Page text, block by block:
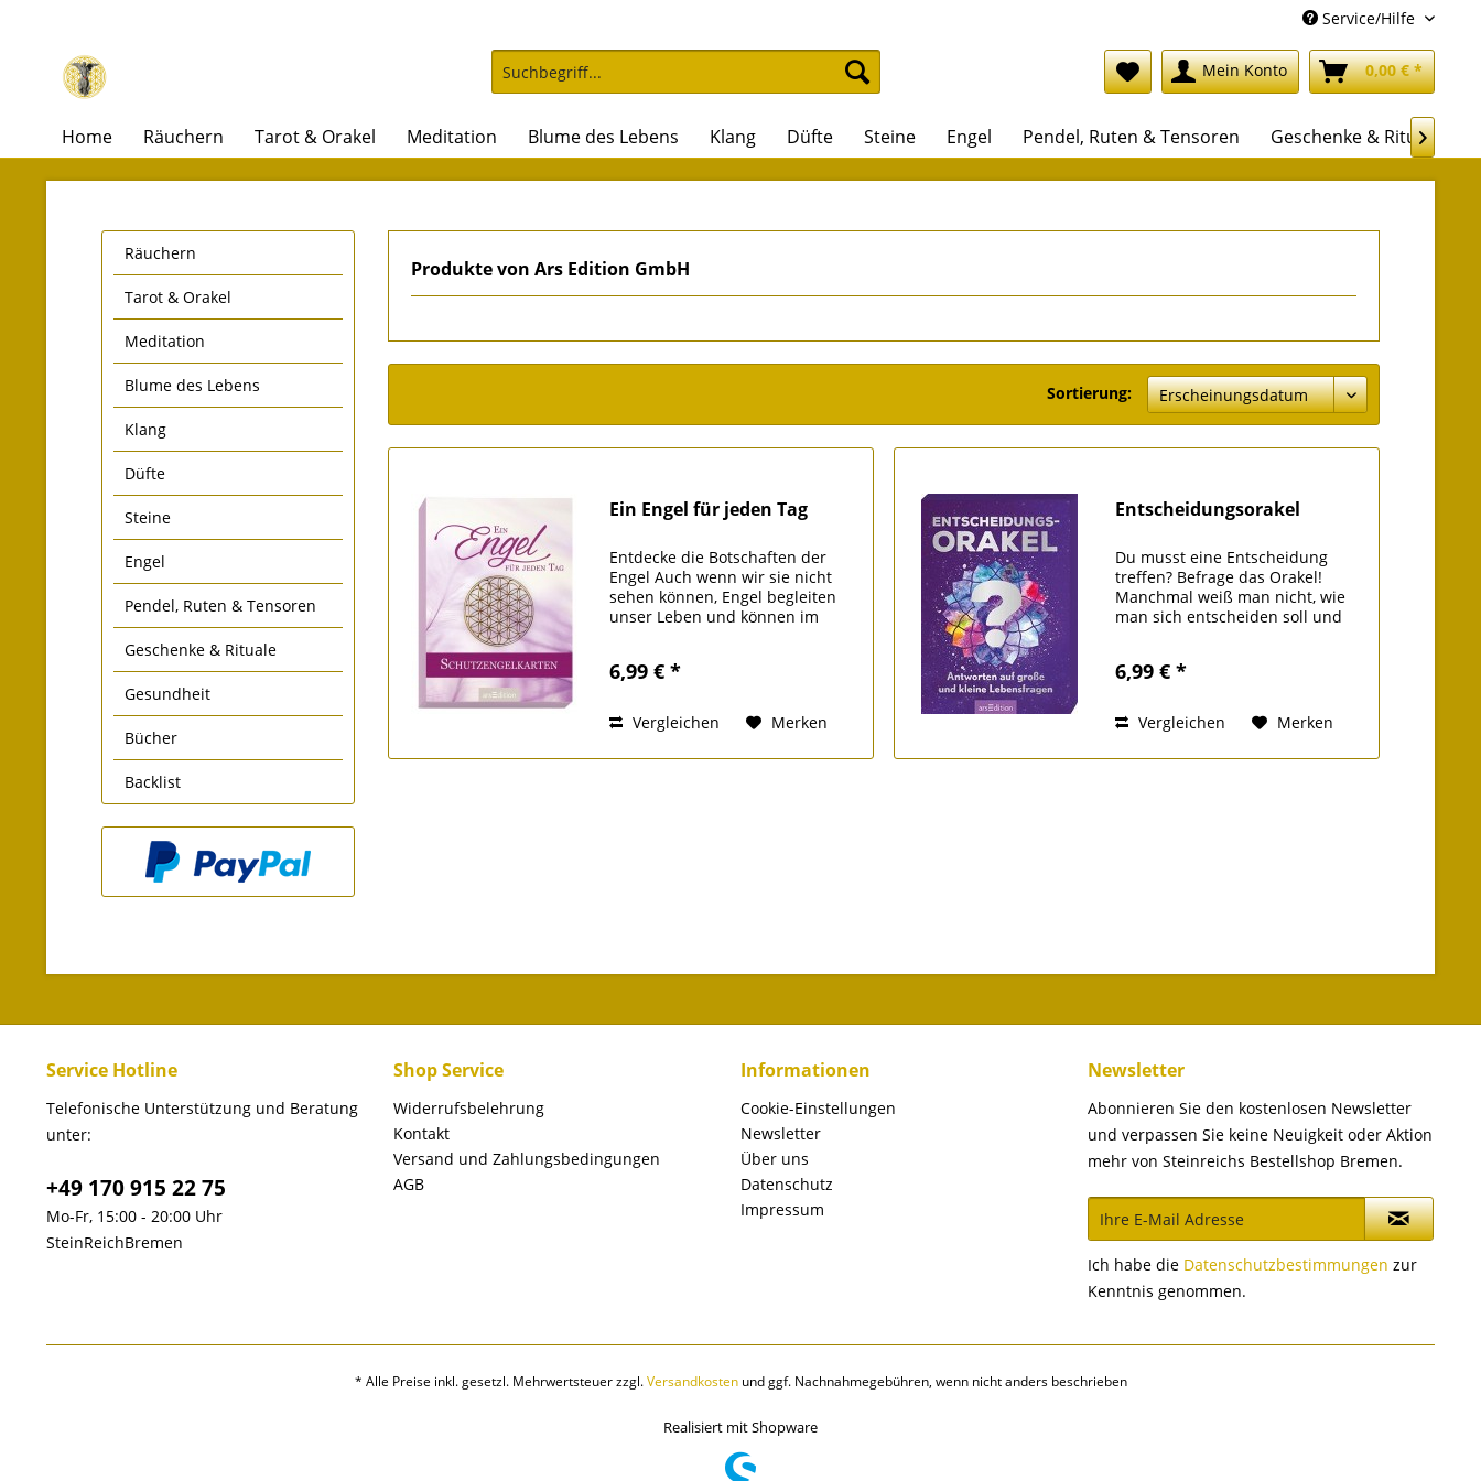
Service/Hilfe
Mein Konto 0,00 € *
Home Räuchern Tarot & Orakel Meditation Blume des Lebens Klang Düfte Steine Engel Pendel, Ruten & Tensoren Geschenke & Rituale

Räuchern
Tarot & Orakel
Meditation
Blume des Lebens
Klang
Düfte
Steine
Engel
Pendel, Ruten & Tensoren
Geschenke & Rituale
Gesundheit
Bücher
Backlist
Produkte von Ars Edition GmbH
Sortierung:
Ein Engel für jeden Tag
Entdecke die Botschaften der
Engel Auch wenn wir sie nicht
sehen können, Engel begleiten
unser Leben und können im
Weisheit zurückgreifen, brauchen
6,99 € *
Vergleichen Merken
Entscheidungsorakel
Du musst eine Entscheidung
treffen? Befrage das Orakel!
Manchmal weiß man nicht, wie
man sich entscheiden soll und
möchte man einen großen Traum
daran,...
6,99 € *
Vergleichen Merken
Service Hotline
Telefonische Unterstützung und Beratung
unter:
+49 170 915 22 75
Mo-Fr, 15:00 - 20:00 Uhr
SteinReichBremen
Shop Service
Widerrufsbelehrung
Kontakt
Versand und Zahlungsbedingungen
AGB
Informationen
Cookie-Einstellungen
Newsletter
Über uns
Datenschutz
Impressum
Newsletter
Abonnieren Sie den kostenlosen Newsletter
und verpassen Sie keine Neuigkeit oder Aktion
mehr von Steinreichs Bestellshop Bremen.
Ich habe die Datenschutzbestimmungen zur
Kenntnis genommen.
* Alle Preise inkl. gesetzl. Mehrwertsteuer zzgl.Versandkostenund ggf. Nachnahmegebühren, wenn nicht anders beschrieben
Realisiert mit Shopware